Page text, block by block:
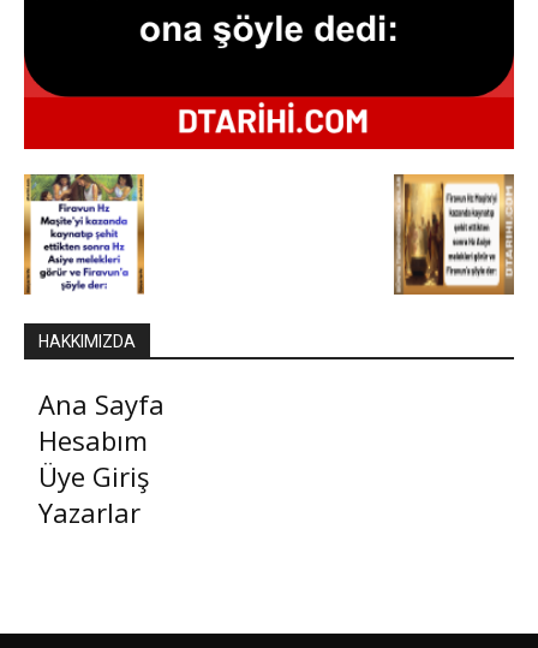
HAKKIMIZDA
Ana Sayfa
Hesabım
Üye Giriş
Yazarlar